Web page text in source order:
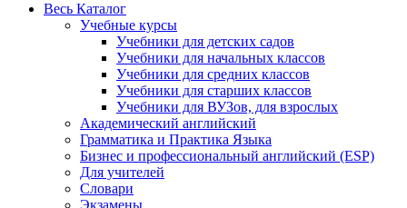
Весь Каталог
Учебные курсы
Учебники для детских садов
Учебники для начальных классов
Учебники для средних классов
Учебники для старших классов
Учебники для ВУЗов, для взрослых
Академический английский
Грамматика и Практика Языка
Бизнес и профессиональный английский (ESP)
Для учителей
Словари
Экзамены